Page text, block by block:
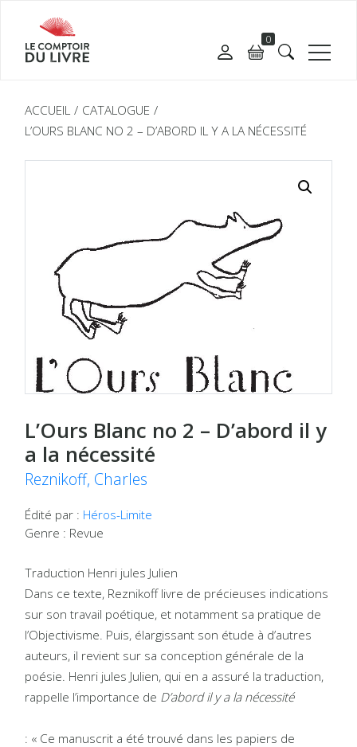
0
ACCUEIL
CATALOGUE
L’OURS BLANC NO 2 – D’ABORD IL Y A LA NÉCESSITÉ
L’Ours Blanc no 2 – D’abord il y
a la nécessité
Reznikoff, Charles
Édité par : Héros-Limite
Genre : Revue
Traduction Henri jules Julien
Dans ce texte, Reznikoff livre de précieuses indications
sur son travail poétique, et notamment sa pratique de
l’Objectivisme. Puis, élargissant son étude à d’autres
auteurs, il revient sur sa conception générale de la
poésie. Henri jules Julien, qui en a assuré la traduction,
rappelle l’importance de D’abord il y a la nécessité
: « Ce manuscrit a été trouvé dans les papiers de